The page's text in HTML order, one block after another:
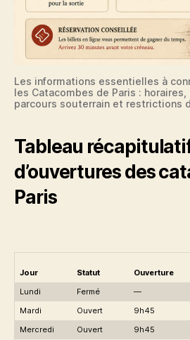
Les informations essentielles à
les Catacombes de Paris :
parcours souterrain et restrictions
Tableau
d’ouvertures des
Paris
Jour Statut Ouverture
Lundi
Fermé —
Mardi
Ouvert 9h45
Mercredi
Ouvert 9h45